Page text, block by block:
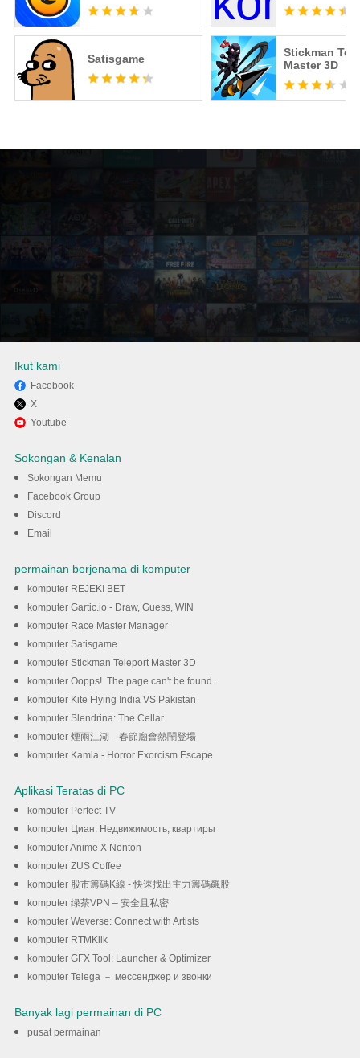
Satisgame
Stickman
Master 3D
Nikmati bermain City Smash 2
di komputer dengan MEmu
Ikut kami
Facebook
X
Youtube
Sokongan & Kenalan
Sokongan Memu
Facebook Group
Discord
Email
permainan berjenama di komputer
komputer REJEKI BET
komputer Gartic.io - Draw, Guess, WIN
komputer Race Master Manager
komputer Satisgame
komputer Stickman Teleport Master 3D
komputer Oopps! The page can't be found.
komputer Kite Flying India VS Pakistan
komputer Slendrina: The Cellar
komputer 煙雨江湖－春節廟會熱鬧登場
komputer Kamla - Horror Exorcism Escape
Aplikasi Teratas di PC
komputer Perfect TV
komputer Циан. Недвижимость, квартиры
komputer Anime X Nonton
komputer ZUS Coffee
komputer 股市籌碼K線 - 快速找出主力籌碼飆股
komputer 绿茶VPN – 安全且私密
komputer Weverse: Connect with Artists
komputer RTMKlik
komputer GFX Tool: Launcher & Optimizer
komputer Telega － мессенджер и звонки
Banyak lagi permainan di PC
pusat permainan